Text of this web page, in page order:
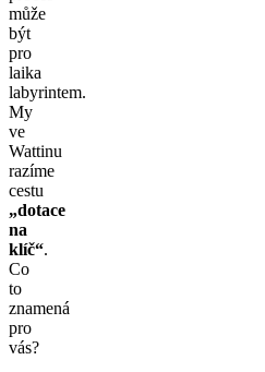
může
být
pro
laika
labyrintem.
My
ve
Wattinu
razíme
cestu
„dotace
na
klíč“.
Co
to
znamená
pro
vás?